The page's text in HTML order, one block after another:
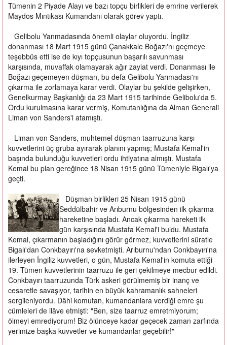
Tümenin 2 Piyade Alayı ve bazı topçu birlikleri de emrine verilerek
Maydos Mıntıkası Kumandanı olarak görev yaptı.
Gelibolu Yanmadasında önemli olaylar oluyordu. İngiliz
donanması 18 Mart 1915 günü Çanakkale Boğazı'nı geçmeye
teşebbüs etti ise de kıyı topçusunun başarılı savunması
karşısında, muvaffak olamayarak ağır zayiat verdi. Donanması ile
Boğazı geçemeyen düşman, bu defa Gelibolu Yarımadası'nı
çıkarma ile zorlamaya karar verdi. Olaylar bu şekilde gelişirken,
Genelkurmay Başkanlığı da 23 Mart 1915 tarihinde Gelibolu'da 5.
Ordu kurulmasına karar vermiş, Komutanlığına da Alman Generali
Liman von Sanders'i atamıştı.
Liman von Sanders, muhtemel düşman taarruzuna karşı
kuvvetlerini üç gruba ayırarak planını yapmış; Mustafa Kemal'in
başında bulunduğu kuvvetleri ordu ihtiyatına almıştı. Mustafa
Kemal bu plan gereğince 18 Nisan 1915 günü Tümeniyle Bigalı'ya
geçti.
Düşman birlikleri 25 Nisan 1915 günü
Seddülbahir ve Arıburnu bölgesinden ilk çıkarma
hareketine başladı. Ancak çıkarma hareketi ilk
gün karşısında Mustafa Kemal'i buldu. Mustafa
Kemal, çıkarmanın başladığını görür görmez, kuvvetlerini süratle
Bigalı'dan Conkbayırı'na sevketmişti. Arıburnu'ndan Conkbayırı'na
ilerleyen İngiliz kuvvetleri, o gün, Mustafa Kemal'in komuta ettiği
19. Tümen kuvvetlerinin taarruzu ile geri çekilmeye mecbur edildi.
Conkbayırı taarruzunda Türk askeri görülmemiş bir inanç ve
cesaretle savaşıyor, tarihin en büyük kahramanlık sahneleri
sergileniyordu. Dâhi komutan, kumandanlara verdiği emre şu
cümleleri de ilâve etmişti: "Ben, size taarruz emretmiyorum;
ölmeyi emrediyorum! Biz ölünceye kadar geçecek zaman zarfında
yerimize başka kuvvetler ve kumandanlar geçebilir!"